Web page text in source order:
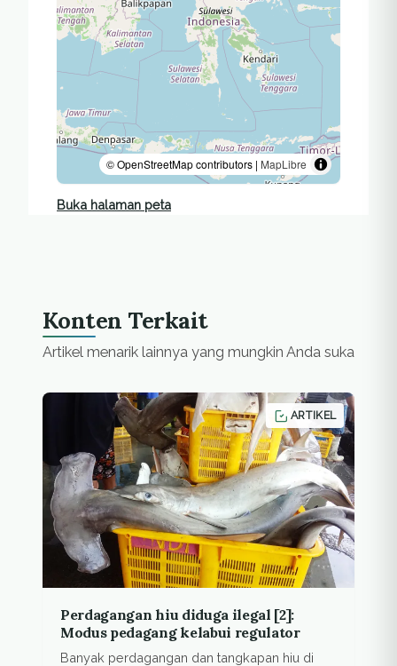
© OpenStreetMap contributors | MapLibre
Buka halaman peta
Konten Terkait
Artikel menarik lainnya yang mungkin Anda suka
ARTIKEL
Perdagangan hiu diduga ilegal [2]:
Modus pedagang kelabui regulator
Banyak perdagangan dan tangkapan hiu di